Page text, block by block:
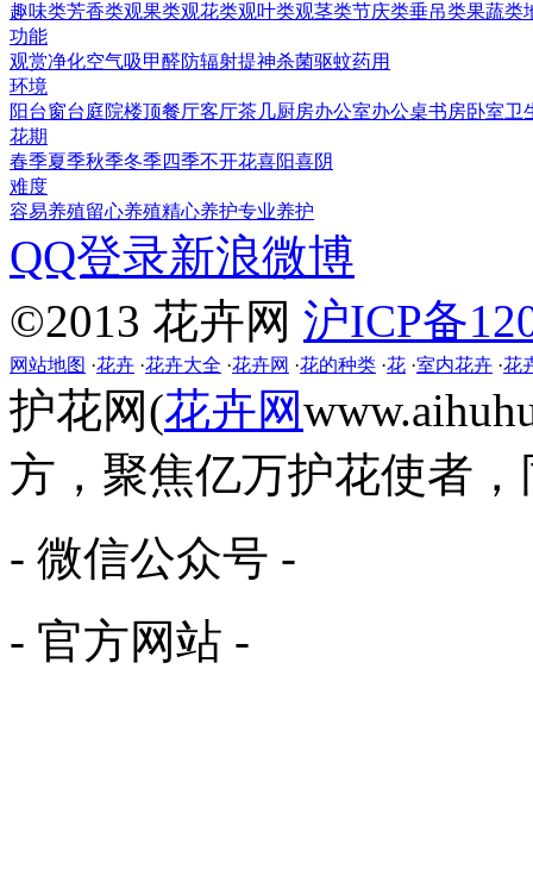
趣味类芳香类观果类观花类观叶类观茎类节庆类垂吊类果蔬类
功能
观赏净化空气吸甲醛防辐射提神杀菌驱蚊药用
环境
阳台窗台庭院楼顶餐厅客厅茶几厨房办公室办公桌书房卧室卫
花期
春季夏季秋季冬季四季不开花喜阳喜阴
难度
容易养殖留心养殖精心养护专业养护
QQ登录新浪微博
©2013 花卉网 沪ICP备
网站地图 ·花卉 ·花卉大全 ·花卉网 ·花的种类 ·花 ·室内花卉 ·花
护花网(花卉网
方，聚焦亿万护花使者
- 微信公众号 -
- 官方网站 -